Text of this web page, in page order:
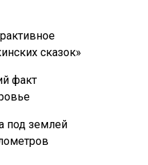
сказок»
факт
под землей